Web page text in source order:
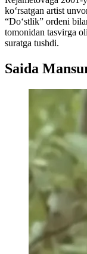
ko‘rsatgan artist
“Do‘stlik” ordeni
tomonidan tasvirga
suratga tushdi.
Saida